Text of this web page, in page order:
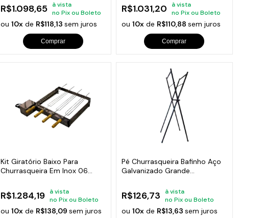
R$1.098,65
à vista
no Pix ou Boleto
ou 10xde R$118,13 sem juros
Comprar
R$1.031,20
à vista
no Pix ou Boleto
ou10x de R$110,88sem juros
Comprar
Kit Giratório Baixo Para
Churrasqueira Em Inox 06
R$1.284,19
à vista
no Pix ou Boleto
ou 10xde R$138,09 sem juros
Pé Churrasqueira Bafinho Aço
Galvanizado Grande
R$126,73
à vista
no Pix ou Boleto
ou10x de R$13,63sem juros